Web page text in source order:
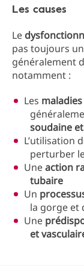
Les causes
Le
pas toujours
généralement
notamment :
Les
soudaine
L’utilisation
perturber
Uneaction
tubaire
Un
la gorge et
Une
et